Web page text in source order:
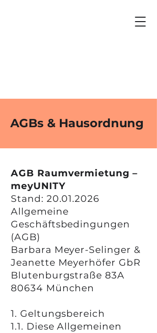
AGBs & Hausordnung
AGB Raumvermietung –
meyUNITY
Stand: 20.01.2026
Allgemeine
Geschäftsbedingungen
(AGB)
Barbara Meyer-Selinger &
Jeanette Meyerhöfer GbR
Blutenburgstraße 83A
80634 München
1. Geltungsbereich
1.1. Diese Allgemeinen